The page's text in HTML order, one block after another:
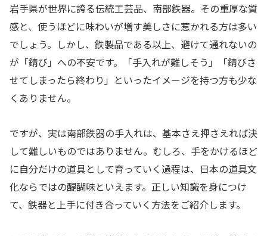
岩手県が世界に誇る伝統工芸品、南部鉄器。その重厚な質
感と、使うほどに味わいが増す美しさに惹かれる方は多い
でしょう。しかし、鉄製品である以上、避けて通れないの
が「錆び」への不安です。「手入れが難しそう」「錆びさ
せてしまったら終わり」といったイメージを持つ方も少な
くありません。
ですが、実は南部鉄器の手入れは、基本さえ押さえれば決
して難しいものではありません。むしろ、手をかけるほど
に自分だけの道具として育っていく過程は、日本の道具文
化ならではの醍醐味といえます。正しい知識を身につけ
て、鉄器と上手に付き合っていく方法をご紹介します。